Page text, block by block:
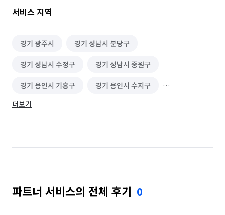
청결을 보여드립니다.
락스 성분 0%: 몸에 해로운 화학 세제 대신 친환경 제품과
대표 1인 책임 시공: 하청 없는 1인 기업으로, 모든 현장에서
철저한 사후 관리: 서비스 후 문제가 발생하면 대표가 책임지고
📞 예약 및 상담 안내
연락드리겠습니다!
블로그 :
https://m.blog.naver.com/mal-geum0127
서비스 지역
경기 광주시 경기 성남시 분당구
경기 성남시 수정구 경기 성남시 중원구
경기 용인시 기흥구 경기 용인시 수지구
경기 용인시 처인구
서울 광진구 서울 구로구 서울 금천구
서울 동작구 서울 마포구 서울 서대문구
더보기
파트너 서비스의 전체 후기 0